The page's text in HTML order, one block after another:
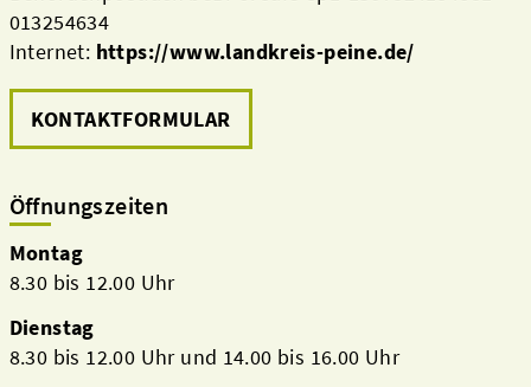
013254634
Internet: https://www.landkreis-peine.de/
KONTAKTFORMULAR
Öffnungszeiten
Montag
8.30 bis 12.00 Uhr
Dienstag
8.30 bis 12.00 Uhr und 14.00 bis 16.00 Uhr